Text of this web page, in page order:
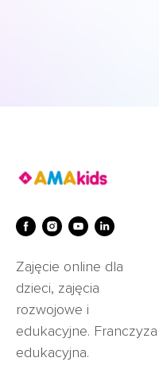
Zajęcie online dla
dzieci, zajęcia
rozwojowe i
edukacyjne. Franczyza
edukacyjna.